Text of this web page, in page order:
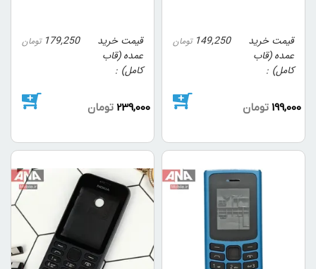
قیمت خرید
عمده (قاب
کامل)
149,250 تومان
199,000 تومان
قیمت خرید
عمده (قاب
کامل)
179,250 تومان
239,000 تومان